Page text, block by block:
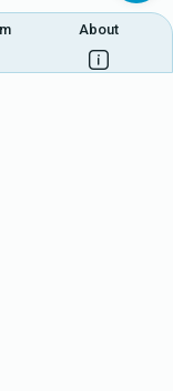
Charge
About